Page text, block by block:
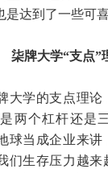
达到了一些可喜
柒牌大学“支点”
学的支点理论
两个杠杆还是
球当成企业来讲
们生存压力越来